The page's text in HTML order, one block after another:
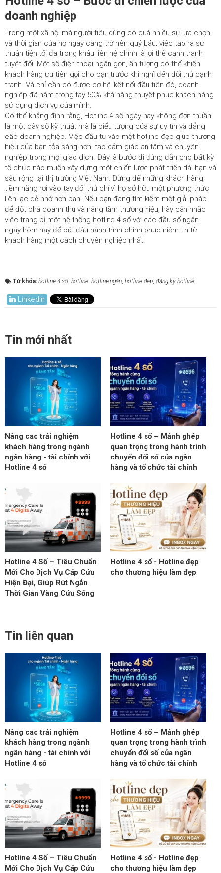
doanh nghiệp
Trong một xã hội mà người tiêu dùng có quá nhiều sự lựa chọn
và thời gian của họ ngày càng trở nên quý báu, việc tạo ra sự
thuận tiện tối đa trong khâu liên hệ chính là lợi thế cạnh tranh
tuyệt đối. Một số điện thoại ngắn gọn, ấn tượng có thể khiến
khách hàng ưu tiên gọi cho bạn trước khi nghĩ đến đối thủ cạnh
tranh. Và chỉ cần có được cơ hội kết nối đầu tiên đó, doanh
nghiệp đã nắm trong tay 50% khả năng thuyết phục khách hàng
sử dụng dịch vụ của mình.
Có thể khẳng định rằng, Hotline 4 số ngày nay không đơn thuần
là một dãy số kỹ thuật mà là biểu tượng của sự uy tín và đẳng
cấp doanh nghiệp. Việc đầu tư vào một hotline đẹp giúp thương
hiệu của bạn tỏa sáng hơn, tạo cảm giác an tâm và chuyên
nghiệp trong mọi giao dịch. Đây là bước đi đúng đắn cho bất kỳ
tổ chức nào muốn xây dựng một chiến lược phát triển dài hạn và
sâu rộng tại thị trường Việt Nam. Đừng để những khách hàng
tiềm năng rơi vào tay đối thủ chỉ vì họ sở hữu một phương thức
liên lạc dễ nhớ hơn bạn. Nếu bạn đang tìm kiếm một giải pháp
để đột phá doanh thu và nâng tầm thương hiệu, hãy cân nhắc
việc trang bị một hệ thống hotline 4 số với các đầu số ngắn
ngay hôm nay để bắt đầu hành trình chinh phục niềm tin từ
khách hàng một cách chuyên nghiệp nhất.
Từ khóa: hotline 4 số hotline hotline ngắn hotline đẹp đăng ký hotline
LinkedIn
Tin mới nhất
Nâng cao trải nghiệm
khách hàng trong ngành
ngân hàng - tài chính với
Hotline 4 số
Hotline 4 số – Mảnh ghép
quan trọng trong hành trình
chuyển đổi số của ngân
hàng và tổ chức tài chính
Hotline 4 Số – Tiêu Chuẩn
Mới Cho Dịch Vụ Cấp Cứu
Hiện Đại, Giúp Rút Ngắn
Thời Gian Vàng Cứu Sống
Hotline 4 số - Hotline đẹp
cho thương hiệu làm đẹp
Tin liên quan
Nâng cao trải nghiệm
khách hàng trong ngành
ngân hàng - tài chính với
Hotline 4 số
Hotline 4 số – Mảnh ghép
quan trọng trong hành trình
chuyển đổi số của ngân
hàng và tổ chức tài chính
Hotline 4 Số – Tiêu Chuẩn
Mới Cho Dịch Vụ Cấp Cứu
Hotline 4 số - Hotline đẹp
cho thương hiệu làm đẹp